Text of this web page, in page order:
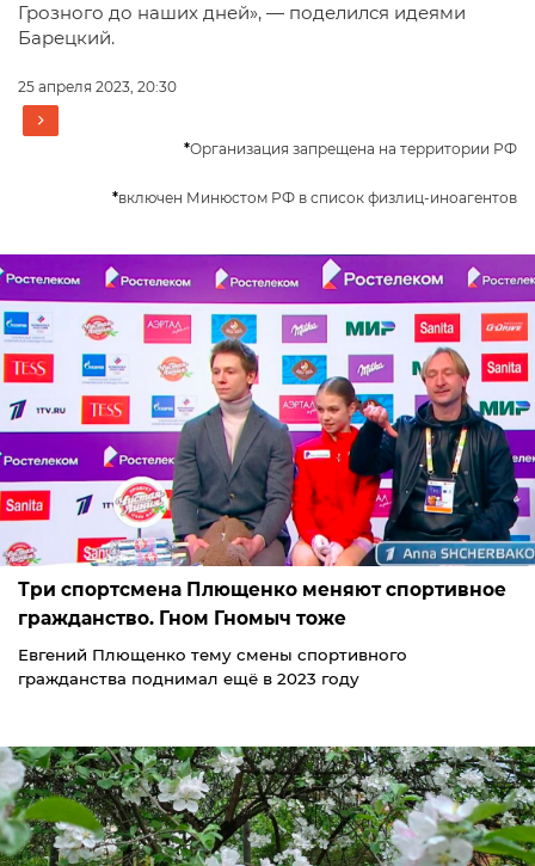
Грозного до наших дней», — поделился идеями
Барецкий.
25 апреля 2023, 20:30
*Организация запрещена на территории РФ
*включен Минюстом РФ в список физлиц-иноагентов
Три спортсмена Плющенко меняют спортивное
гражданство. Гном Гномыч тоже
Евгений Плющенко тему смены спортивного
гражданства поднимал ещё в 2023 году